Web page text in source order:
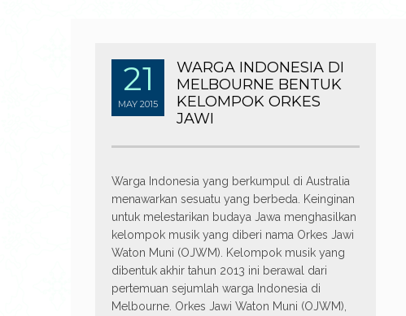
21
MAY 2015
WARGA INDONESIA DI
MELBOURNE BENTUK
KELOMPOK ORKES
JAWI
Warga Indonesia yang berkumpul di Australia
menawarkan sesuatu yang berbeda. Keinginan
untuk melestarikan budaya Jawa menghasilkan
kelompok musik yang diberi nama Orkes Jawi
Waton Muni (OJWM). Kelompok musik yang
dibentuk akhir tahun 2013 ini berawal dari
pertemuan sejumlah warga Indonesia di
Melbourne. Orkes Jawi Waton Muni (OJWM),